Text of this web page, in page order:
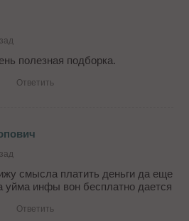
полезная подборка.
Ответить
смысла платить деньги да еще
уйма инфы вон бесплатно дается
Ответить